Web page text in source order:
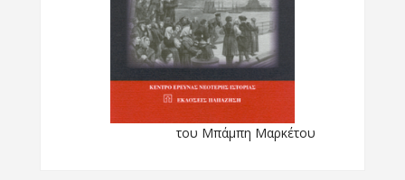
του Μπάμπη Μαρκέτου